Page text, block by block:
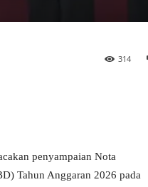
314
penyampaian Nota
Tahun Anggaran 2026 pada